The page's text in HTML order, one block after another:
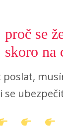
se
skoro na
poslat,